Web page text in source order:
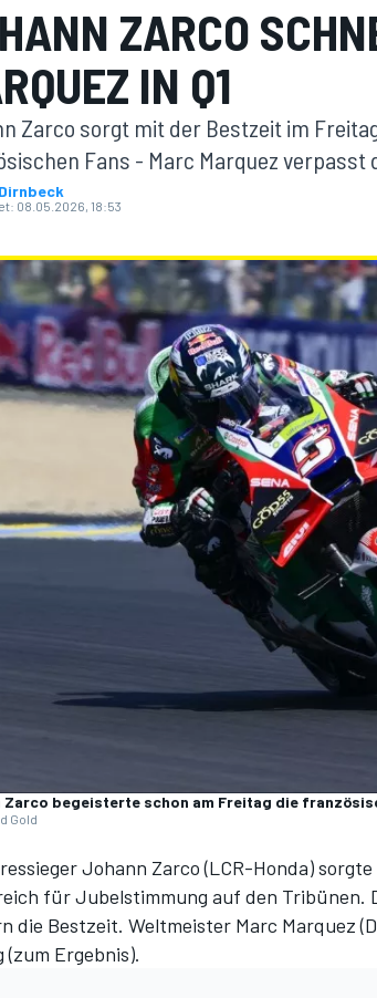
ZARCO
IN Q1
Zarco sorgt mit der Bestzeit im
Fans - Marc Marquez verpasst
08.05.2026, 18:53
Zarco begeisterte schon am Freitag die
Gold
Johann Zarco (LCR-Honda)
für Jubelstimmung auf den Tribünen.
die Bestzeit. Weltmeister Marc Marquez
(zum Ergebnis).